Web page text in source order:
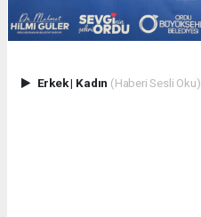
Erkek| Kadın (Haberi Sesli Oku)